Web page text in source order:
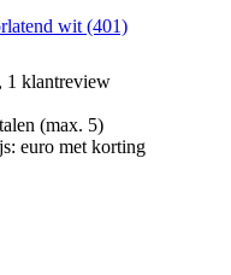
wit (401)
1 klantreview
(max. 5)
euro met korting